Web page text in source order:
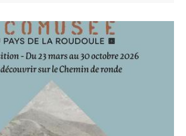
le bastion de la Portette accueille
de la Roudoule : "Haut-Pays :